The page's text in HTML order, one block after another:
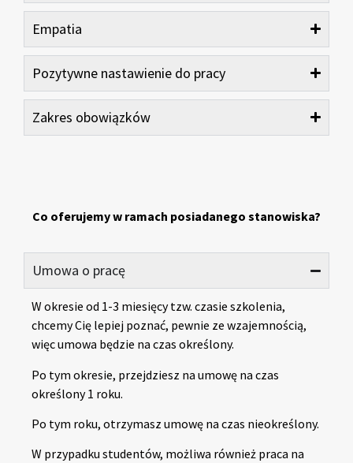
Empatia
Pozytywne nastawienie do pracy
Zakres obowiązków
Co oferujemy w ramach posiadanego stanowiska?
Umowa o pracę
W okresie od 1-3 miesięcy tzw. czasie szkolenia,
chcemy Cię lepiej poznać, pewnie ze wzajemnością,
więc umowa będzie na czas określony.
Po tym okresie, przejdziesz na umowę na czas
określony 1 roku.
Po tym roku, otrzymasz umowę na czas nieokreślony.
W przypadku studentów, możliwa również praca na